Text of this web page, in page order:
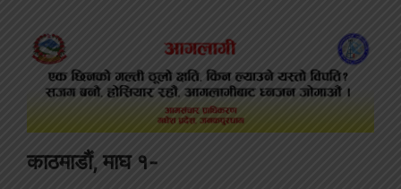
काठमाडौं, माघ १-